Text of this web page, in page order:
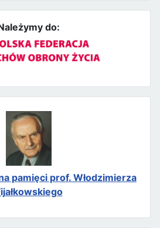
do:
pamięci prof. Włodzimierza